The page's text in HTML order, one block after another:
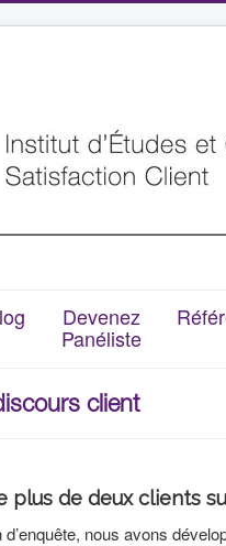
Devenez
Panéliste
client
plus de deux clients
nous avons